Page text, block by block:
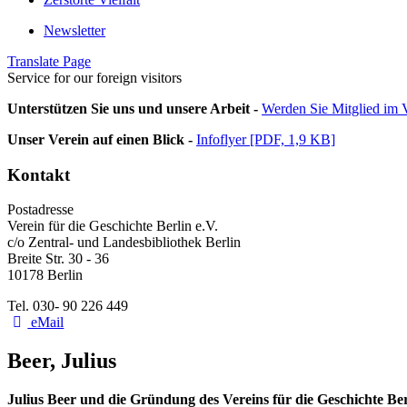
Newsletter
Translate Page
Service for our foreign visitors
Unterstützen Sie uns und unsere Arbeit - Werden Sie Mitglied im
Unser Verein auf einen Blick - Infoflyer [PDF, 1,9 KB]
Kontakt
Postadresse
Verein für die Geschichte Berlin e.V.
c/o Zentral- und Landesbibliothek Berlin
Breite Str. 30 - 36
10178 Berlin
Tel. 030- 90 226 449
eMail
Beer, Julius
Julius Beer und die Gründung des Vereins für die Geschichte